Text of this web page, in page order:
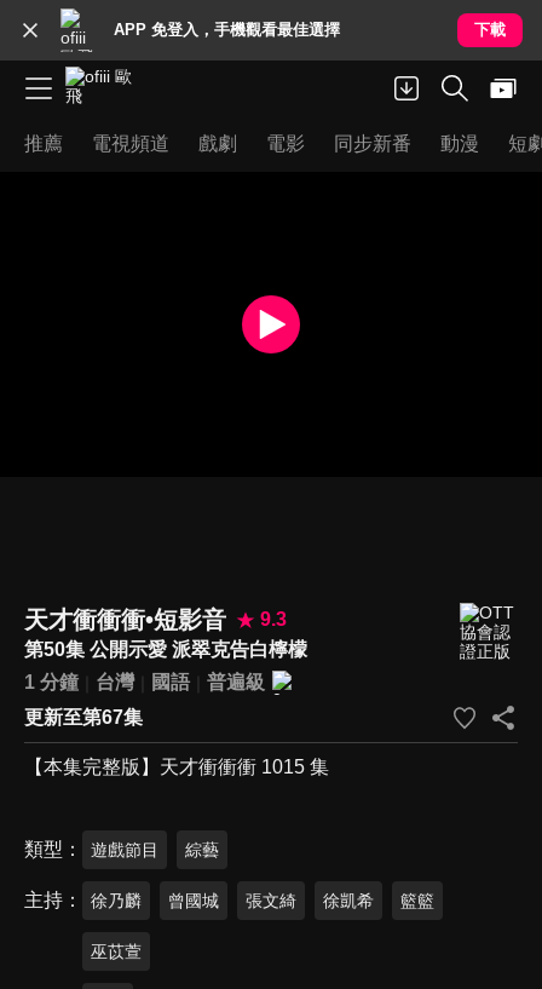
APP 免登入，手機觀看最佳選擇 下載
推薦 電視頻道 戲劇 電影 同步新番 動漫 短
天才衝衝衝•短影音
9.3
第50集 公開示愛 派翠克告白檸檬
1 分鐘
台灣 國語
普遍級
更新至第67集
【本集完整版】天才衝衝衝 1015 集
類型 遊戲節目 綜藝
主持 徐乃麟 曾國城 張文綺 徐凱希 籃籃
巫苡萱